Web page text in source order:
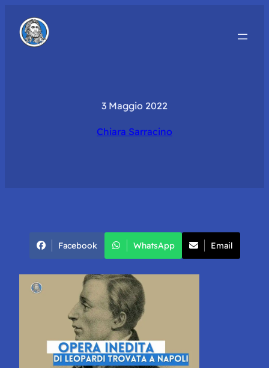
3 Maggio 2022
Chiara Sarracino
Facebook WhatsApp Email